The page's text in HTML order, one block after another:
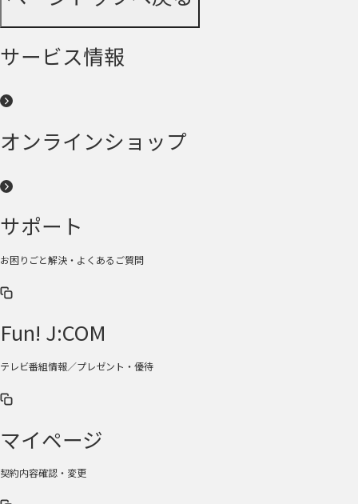
サービス情報
オンラインショップ
サポート
お困りごと解決・よくあるご質問
Fun! J:COM
テレビ番組情報／プレゼント・優待
マイページ
契約内容確認・変更